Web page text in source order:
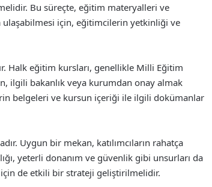
Bu süreçte, eğitim materyalleri ve
ulaşabilmesi için, eğitimcilerin yetkinliği ve
Halk eğitim kursları, genellikle Milli Eğitim
ilgili bakanlık veya kurumdan onay almak
belgeleri ve kursun içeriği ile ilgili dokümanlar
Uygun bir mekan, katılımcıların rahatça
yeterli donanım ve güvenlik gibi unsurları da
için de etkili bir strateji geliştirilmelidir.